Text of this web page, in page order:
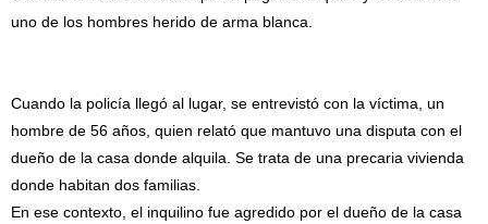
uno de los hombres herido de arma blanca.
Cuando la policía llegó al lugar, se entrevistó con la víctima, un
hombre de 56 años, quien relató que mantuvo una disputa con el
dueño de la casa donde alquila. Se trata de una precaria vivienda
donde habitan dos familias.
En ese contexto, el inquilino fue agredido por el dueño de la casa